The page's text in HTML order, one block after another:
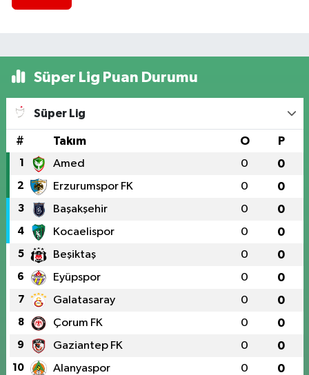
Süper Lig Puan Durumu
Süper Lig
# Takım O P
1 Amed 0 0
2 Erzurumspor FK 0 0
3 Başakşehir 0 0
4 Kocaelispor 0 0
5 Beşiktaş 0 0
6 Eyüpspor 0 0
7 Galatasaray 0 0
8 Çorum FK 0 0
9 Gaziantep FK 0 0
10 Alanyaspor 0 0